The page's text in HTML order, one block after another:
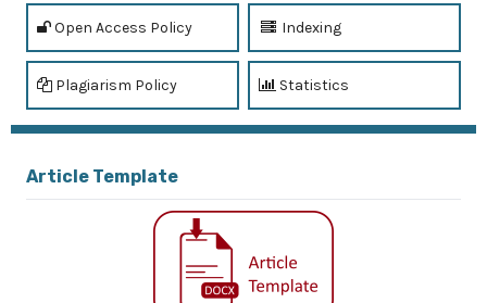
Open Access Policy Indexing
Plagiarism Policy Statistics
Article Template